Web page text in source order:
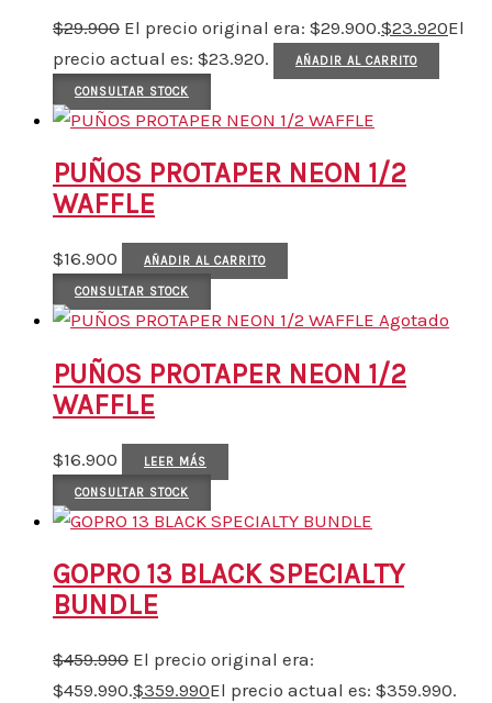
$29.900 El precio original era: $29.900.$23.920El
precio actual es: $23.920.
AÑADIR AL CARRITO
CONSULTAR STOCK
PUÑOS PROTAPER NEON 1/2
WAFFLE
$16.900 AÑADIR AL CARRITO
CONSULTAR STOCK
Agotado
PUÑOS PROTAPER NEON 1/2
WAFFLE
$16.900 LEER MÁS
CONSULTAR STOCK
GOPRO 13 BLACK SPECIALTY
BUNDLE
$459.990 El precio original era:
$459.990.$359.990El precio actual es: $359.990.